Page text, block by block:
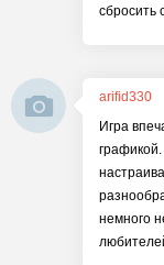
сбросить
arifid330
Игра
немного